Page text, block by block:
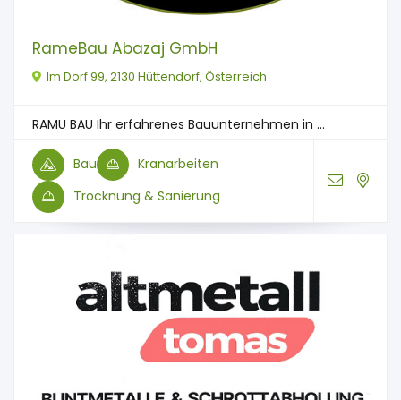
RameBau Abazaj GmbH
Im Dorf 99, 2130 Hüttendorf, Österreich
RAMU BAU Ihr erfahrenes Bauunternehmen in ...
Bau
Kranarbeiten
Trocknung & Sanierung